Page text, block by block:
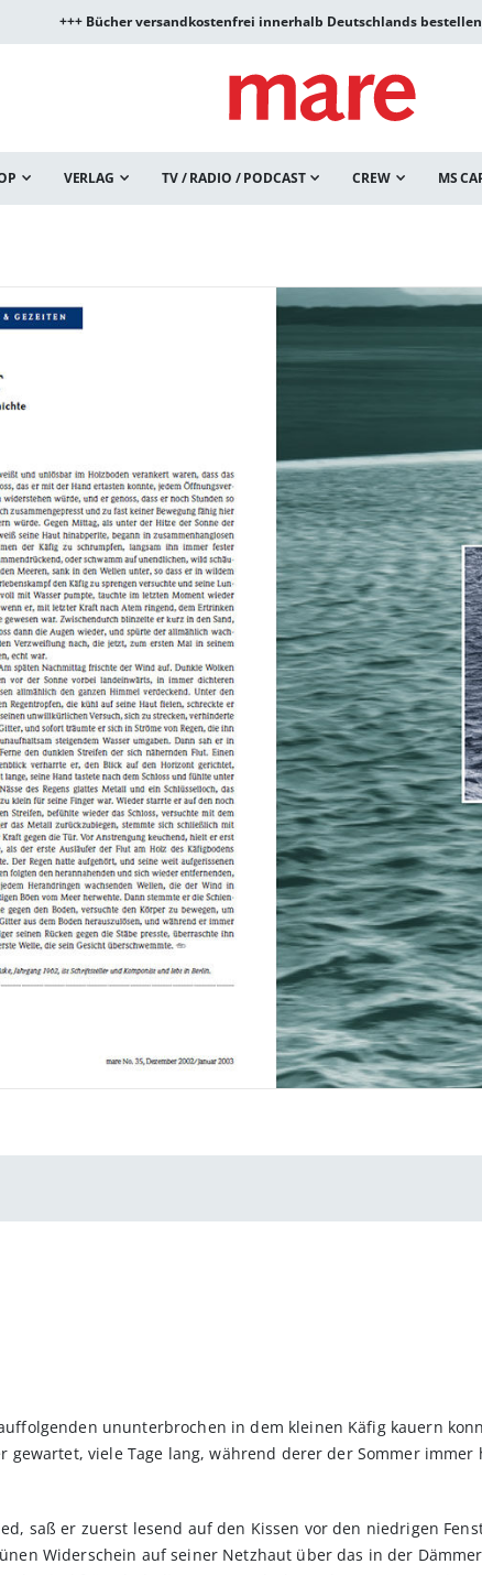
+++ Bücher versandkostenfrei innerhalb Deutschlands bestellen
VERLAG TV / RADIO / PODCAST CREW MS
ununterbrochen in dem kleinen Käfig kauern
gewartet, viele Tage lang, während derer der Sommer
saß er zuerst lesend auf den Kissen vor den niedrigen
Widerschein auf seiner Netzhaut über das in der